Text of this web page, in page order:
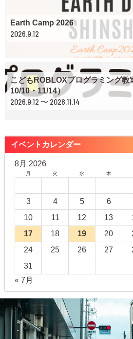
Earth Camp 2026
2026.9.12
こどもROBLOXプログラミング教
10/10・11/14）
2026.9.12 〜 2026.11.14
イベントカレンダー
8月 2026
月 火 水 木
3
4 5 6
10
11 12 13
17
18 19 20
24
25 26 27
31
« 7月